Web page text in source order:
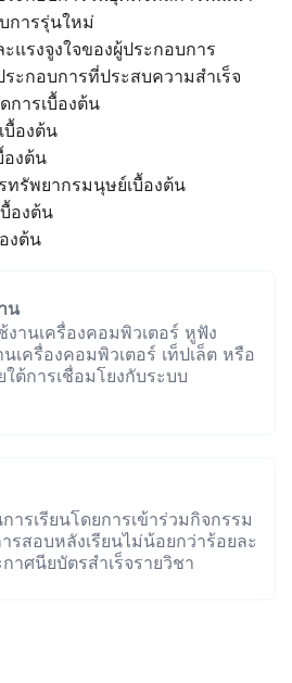
การรุ่นใหม่
แรงจูงใจของผู้ประกอบการ
กอบการที่ประสบความสำเร็จ
การเบื้องต้น
บื้องต้น
องต้น
ทรัพยากรมนุษย์เบื้องต้น
องต้น
งต้น
น
งานเครื่องคอมพิวเตอร์ หูฟัง
เครื่องคอมพิวเตอร์ เท็ปเล็ต หรือ
ต้การเชื่อมโยงกับระบบ
ารเรียนโดยการเข้าร่วมกิจกรรม
สอบหลังเรียนไม่น้อยกว่าร้อยละ
าศนียบัตรสำเร็จรายวิชา